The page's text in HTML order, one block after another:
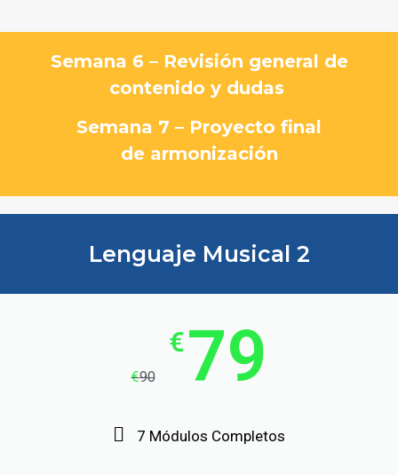
Semana 6 – Revisión general de
contenido y dudas
Semana 7 – Proyecto final
de armonización
Lenguaje Musical 2
€90
€79
7 Módulos Completos